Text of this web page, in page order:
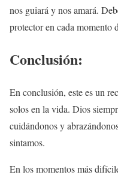
nos guiará y nos amará.
protector en cada momento
Conclusión:
En conclusión, este es un
solos en la vida. Dios
cuidándonos y
sintamos.
En los momentos más